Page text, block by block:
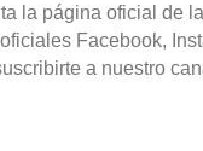
la página oficial de
Facebook,
a nuestro